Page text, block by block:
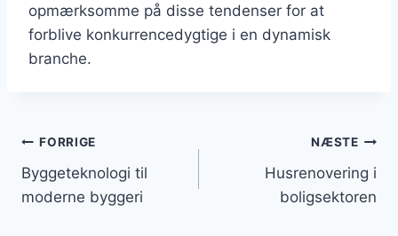
opmærksomme på disse tendenser for at
forblive konkurrencedygtige i en dynamisk
branche.
Indlægsnavigation
FORRIGE
Byggeteknologi til
moderne byggeri
NÆSTE
Husrenovering i
boligsektoren